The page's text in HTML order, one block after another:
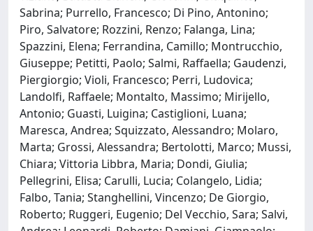
Sabrina; Purrello, Francesco; Di Pino, Antonino;
Piro, Salvatore; Rozzini, Renzo; Falanga, Lina;
Spazzini, Elena; Ferrandina, Camillo; Montrucchio,
Giuseppe; Petitti, Paolo; Salmi, Raffaella; Gaudenzi,
Piergiorgio; Violi, Francesco; Perri, Ludovica;
Landolfi, Raffaele; Montalto, Massimo; Mirijello,
Antonio; Guasti, Luigina; Castiglioni, Luana;
Maresca, Andrea; Squizzato, Alessandro; Molaro,
Marta; Grossi, Alessandra; Bertolotti, Marco; Mussi,
Chiara; Vittoria Libbra, Maria; Dondi, Giulia;
Pellegrini, Elisa; Carulli, Lucia; Colangelo, Lidia;
Falbo, Tania; Stanghellini, Vincenzo; De Giorgio,
Roberto; Ruggeri, Eugenio; Del Vecchio, Sara; Salvi,